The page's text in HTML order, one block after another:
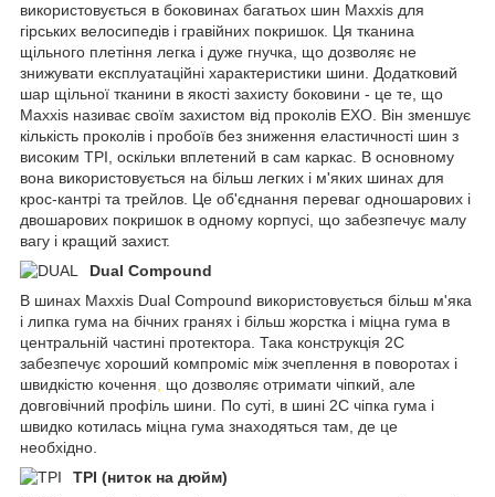
використовується в боковинах багатьох шин Maxxis для
гірських велосипедів і гравійних покришок. Ця тканина
щільного плетіння легка і дуже гнучка, що дозволяє не
знижувати експлуатаційні характеристики шини. Додатковий
шар щільної тканини в якості захисту боковини - це те, що
Maxxis називає своїм захистом від проколів EXO. Він зменшує
кількість проколів і пробоїв без зниження еластичності шин з
високим TPI, оскільки вплетений в сам каркас. В основному
вона використовується на більш легких і м'яких шинах для
крос-кантрі та трейлов. Це об'єднання переваг одношарових і
двошарових покришок в одному корпусі, що забезпечує малу
вагу і кращий захист.
Dual Compound
В шинах Maxxis Dual Compound використовується більш м'яка
і липка гума на бічних гранях і більш жорстка і міцна гума в
центральній частині протектора. Така конструкція 2C
забезпечує хороший компроміс між зчеплення в поворотах і
швидкістю кочення, що дозволяє отримати чіпкий, але
довговічний профіль шини. По суті, в шині 2C чіпка гума і
швидко котилась міцна гума знаходяться там, де це
необхідно.
TPI (ниток на дюйм)